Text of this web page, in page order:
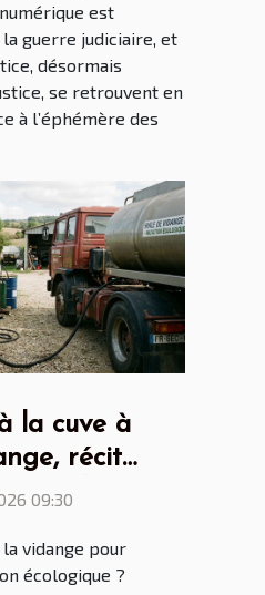
est
guerre judiciaire, et
désormais
se retrouvent en
à l’éphémère des
la cuve à
récit
écologique
09:30
vidange pour
écologique ?